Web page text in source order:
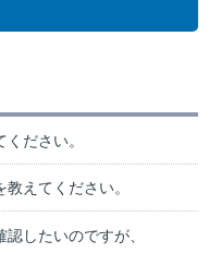
ださい。
えてください。
したいのですが、